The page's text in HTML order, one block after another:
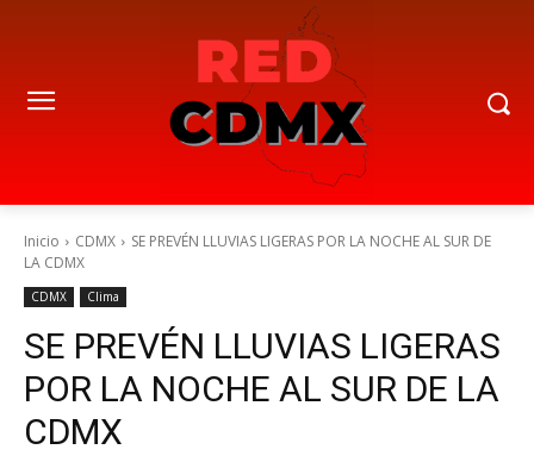
Inicio CDMX
SE PREVÉN LLUVIAS LIGERAS POR LA NOCHE AL SUR DE
LA CDMX
CDMX Clima
SE PREVÉN LLUVIAS LIGERAS
POR LA NOCHE AL SUR DE LA
CDMX